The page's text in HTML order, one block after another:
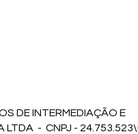
DE INTERMEDIAÇÃO E
LTDA - CNPJ -